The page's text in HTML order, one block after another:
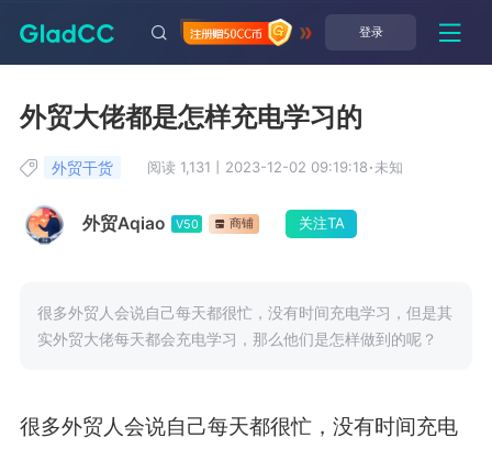
登录
外贸大佬都是怎样充电学习的
外贸Aqiao V50 商铺 关注TA
外贸干货 阅读 1,131 2023-12-02 09:19:18·未知
很多外贸人会说自己每天都很忙，没有时间充电学习，但是其
实外贸大佬每天都会充电学习，那么他们是怎样做到的呢？
很多外贸人会说自己每天都很忙，没有时间充电